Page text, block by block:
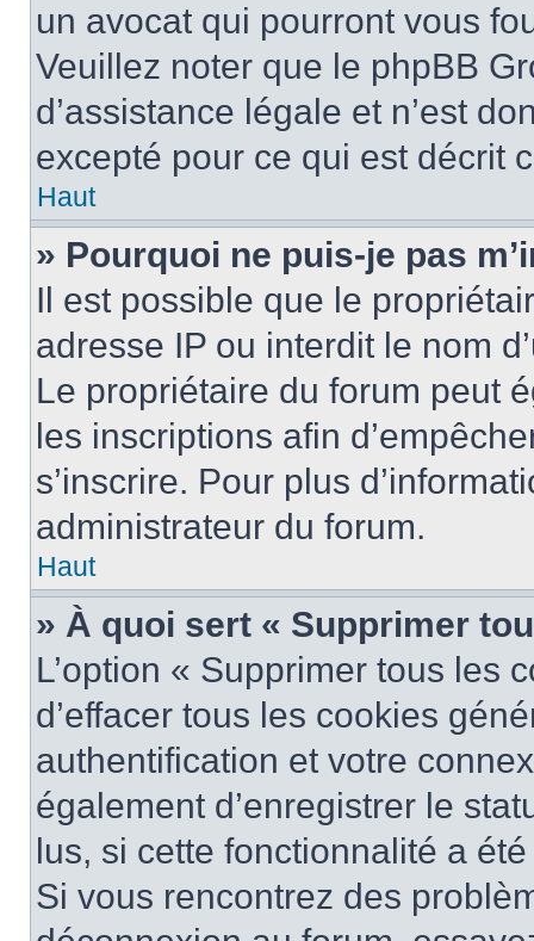
un avocat qui pourront vous
Veuillez noter que le phpBB
d’assistance légale et n’est
excepté pour ce qui est décrit
Haut
» Pourquoi ne puis-je pas
Il est possible que le
adresse IP ou interdit le nom
Le propriétaire du forum peut
les inscriptions afin
s’inscrire. Pour plus
administrateur du forum.
Haut
» À quoi sert « Supprimer
L’option « Supprimer tous les
d’effacer tous les cookies
authentification et votre
également d’enregistrer le
lus, si cette fonctionnalité a
Si vous rencontrez des